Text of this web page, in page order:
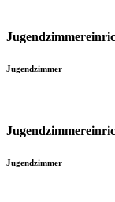
Jugendzimmer
Jugendzimmer